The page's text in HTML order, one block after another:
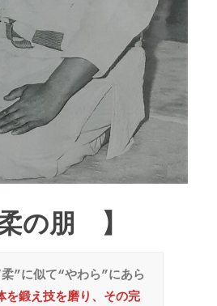
の朋 】
”に似て“やわら”にあら
を鍛え技を磨り、その完